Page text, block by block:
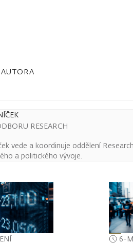
RESEARCH
vede a koordinuje oddělení
a politického vývoje.
6-